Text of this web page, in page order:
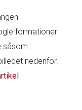
formationer
såsom
nedenfor.